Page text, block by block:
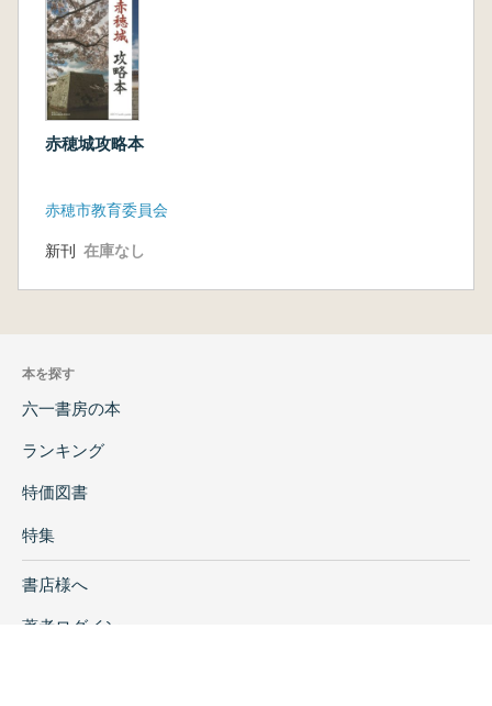
赤穂城攻略本
赤穂市教育委員会
新刊 在庫なし
本を探す
六一書房の本
ランキング
特価図書
特集
書店様へ
著者ログイン